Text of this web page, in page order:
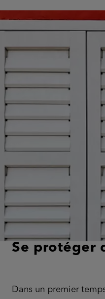
Se protéger
Dans un premier